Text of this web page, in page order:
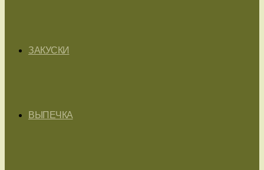
ЗАКУСКИ
ВЫПЕЧКА